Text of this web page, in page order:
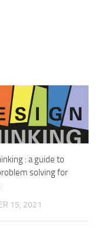
: a guide to
solving for
15, 2021